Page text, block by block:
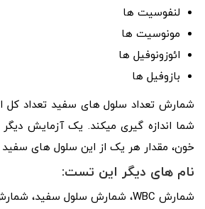
لنفوسیت ­ها
مونوسیت­ ها
ائوزونوفیل­ ها
بازوفیل ­ها
شمارش تعداد سلول­ های سفید تعداد کل
شما اندازه­ گیری می­کند. یک آزمایش
خون، مقدار هر یک از این سلول های سفید
نام­ های دیگر این تست:
شمارش WBC، شمارش سلول سفید، شمارش سلول سفید خون